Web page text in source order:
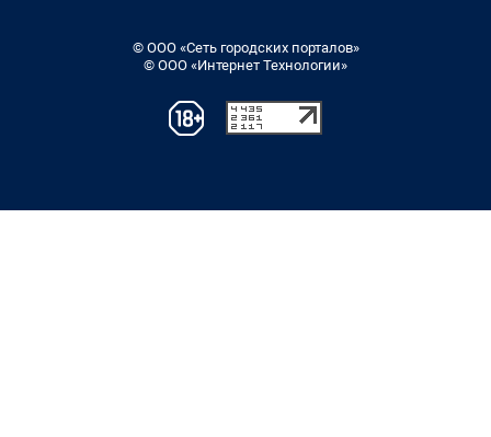
© ООО «Сеть городских порталов»
© ООО «Интернет Технологии»